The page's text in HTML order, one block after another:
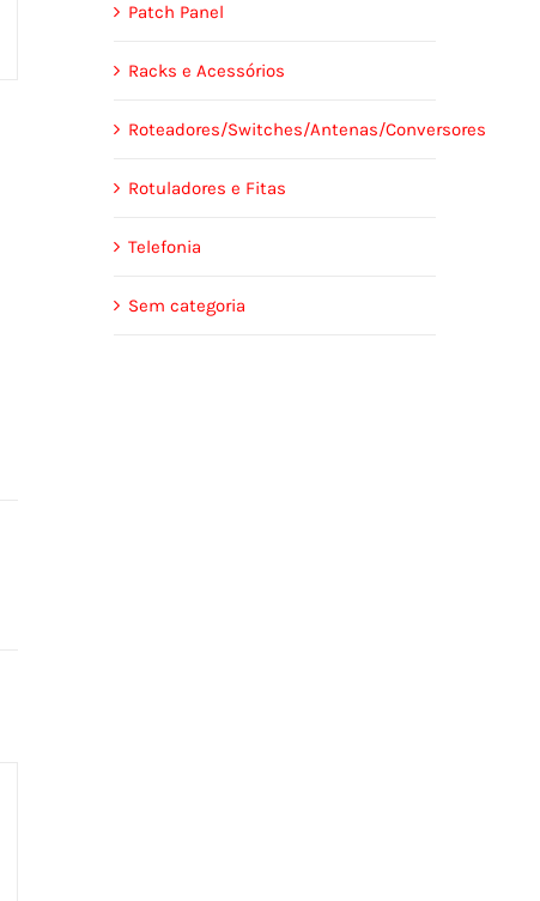
Patch Panel
Racks e Acessórios
Roteadores/Switches/Antenas/Conversores
Rotuladores e Fitas
Telefonia
Sem categoria